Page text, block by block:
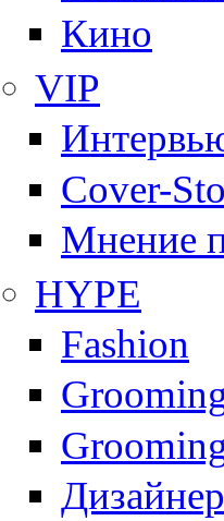
Кино
VIP
Cover-
Мнение
HYPE
Fashion
Дизайнер